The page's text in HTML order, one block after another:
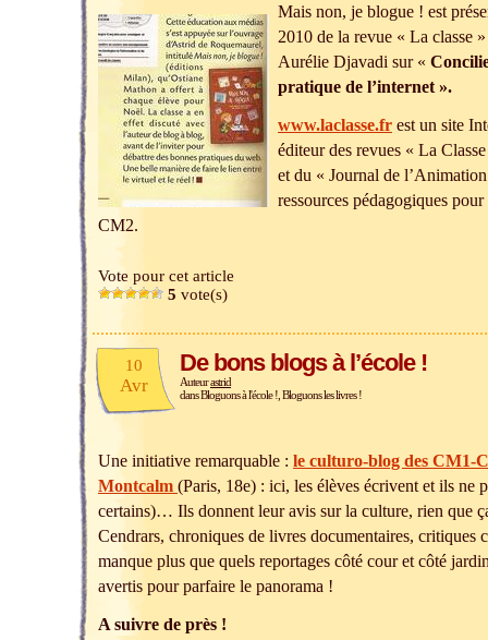
Mais non, je blogue ! est
2010 de la revue « La classe
Aurélie Djavadi sur «
pratique de l’internet ».
www.laclasse.fr est un site
éditeur des revues « La
et du « Journal de
ressources pédagogiques
CM2.
Vote pour cet article
5 vote(s)
10
Avr
De bons blogs à l’école !
Auteurastrid
dansBloguons à l'école ! Bloguons les livres !
Une initiative remarquable : le culturo-blog des CM1-
Montcalm (Paris, 18e) : ici, les élèves écrivent et ils ne
certains)… Ils donnent leur avis sur la culture, rien que
Cendrars, chroniques de livres documentaires,
manque plus que quels reportages côté cour et côté
avertis pour parfaire le panorama !
A suivre de près !